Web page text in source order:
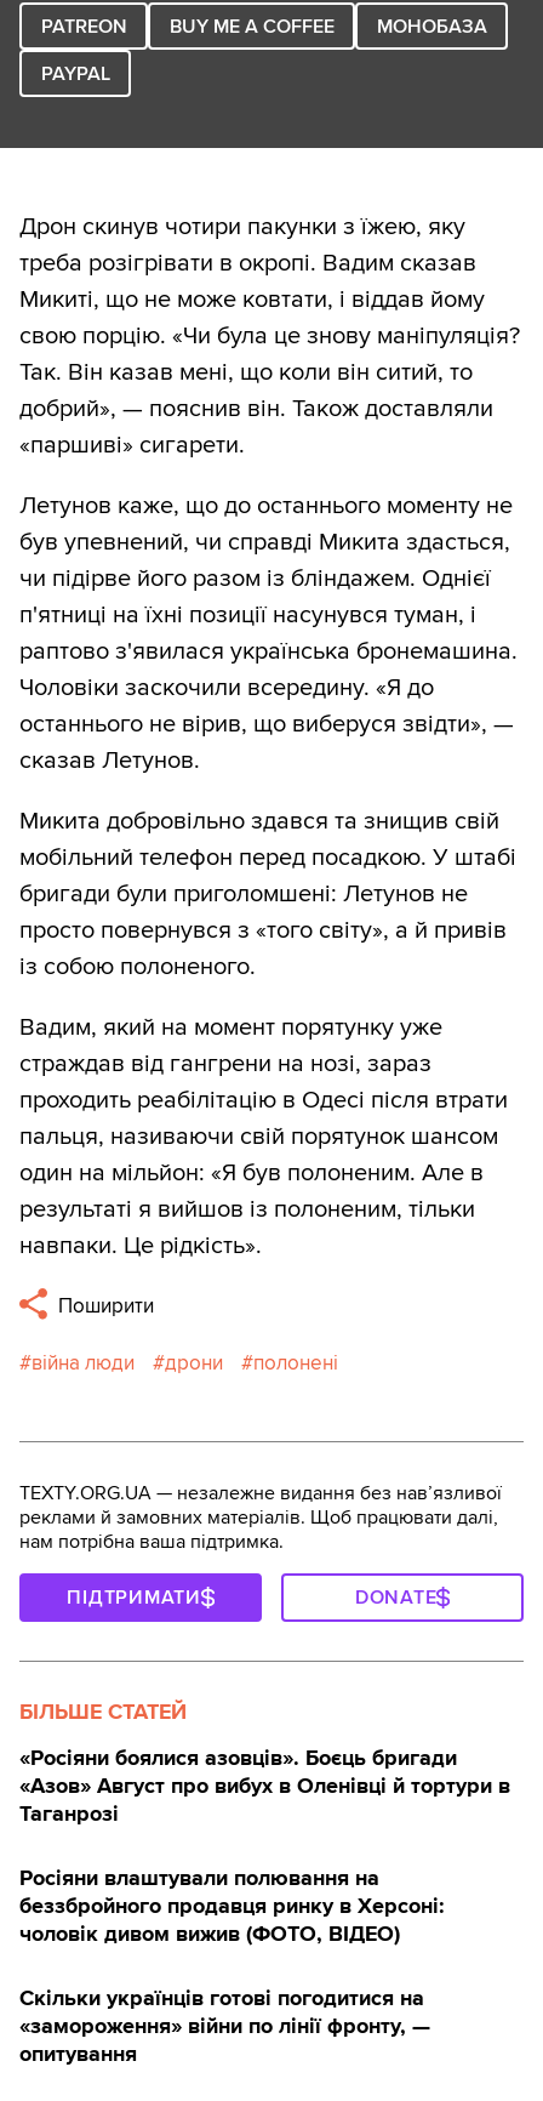
PATREON BUY ME A COFFEE
МОНОБАЗА
PAYPAL
Дрон скинув чотири пакунки з їжею, яку
треба розігрівати в окропі. Вадим сказав
Микиті, що не може ковтати, і віддав йому
свою порцію. «Чи була це знову маніпуляція?
Так. Він казав мені, що коли він ситий, то
добрий», — пояснив він. Також доставляли
«паршиві» сигарети.
Летунов каже, що до останнього моменту не
був упевнений, чи справді Микита здасться,
чи підірве його разом із бліндажем. Однієї
п'ятниці на їхні позиції насунувся туман, і
раптово з'явилася українська бронемашина.
Чоловіки заскочили всередину. «Я до
останнього не вірив, що виберуся звідти», —
сказав Летунов.
Микита добровільно здався та знищив свій
мобільний телефон перед посадкою. У штабі
бригади були приголомшені: Летунов не
просто повернувся з «того світу», а й привів
із собою полоненого.
Вадим, який на момент порятунку уже
страждав від гангрени на нозі, зараз
проходить реабілітацію в Одесі після втрати
пальця, називаючи свій порятунок шансом
один на мільйон: «Я був полоненим. Але в
результаті я вийшов із полоненим, тільки
навпаки. Це рідкість».
Поширити
війна люди дрони полонені
TEXTY.ORG.UA — незалежне видання без навʼязливої
реклами й замовних матеріалів. Щоб працювати далі,
нам потрібна ваша підтримка.
ПІДТРИМАТИ DONATE
БІЛЬШЕ СТАТЕЙ
«Росіяни боялися азовців». Боєць бригади
«Азов» Август про вибух в Оленівці й тортури в
Таганрозі
Росіяни влаштували полювання на
беззбройного продавця ринку в Херсоні:
чоловік дивом вижив (ФОТО, ВІДЕО)
Скільки українців готові погодитися на
«замороження» війни по лінії фронту, —
опитування